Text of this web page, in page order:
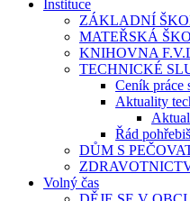
Instituce
ZÁKLADNÍ
MATEŘSKÁ
KNIHOVNA
TECHNICKÉ
Ceník práce
Aktuality
Řád
DŮM S
Volný čas